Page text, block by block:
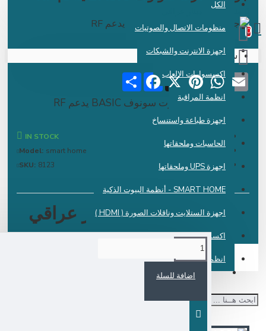
الكل
منظومات الاتصال والصوتيات
اجهزة الانترنت والشبكات
اكسسوارات الالعاب
انظمة المراقبة
اجهزة طباعة واستنساخ
الحاسبات وملحقاتها
اجهزة UPS وملحقاتها
SMART HOME - أنظمة البيوت الذكية
اجهزة الستلايت وناقلات الصورة ( HDMI )
اكسسوارات الموبايل
انظمة الكاشير ونقاط البيع
سلة الشراء فارغة !
Share
Facebook X
Pinterest
WhatsApp
جوك سمارت سونوف BASIC يدعم RF
18,250 دينار عراقي
IN STOCK
Model: smart home
SKU:
اضافة للسلة